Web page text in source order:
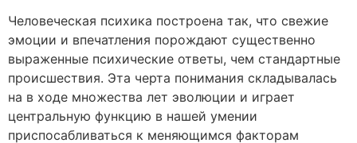
Человеческая психика построена так, что свежие
эмоции и впечатления порождают существенно
выраженные психические ответы, чем стандартные
происшествия. Эта черта понимания складывалась
на в ходе множества лет эволюции и играет
центральную функцию в нашей умении
приспосабливаться к меняющимся факторам